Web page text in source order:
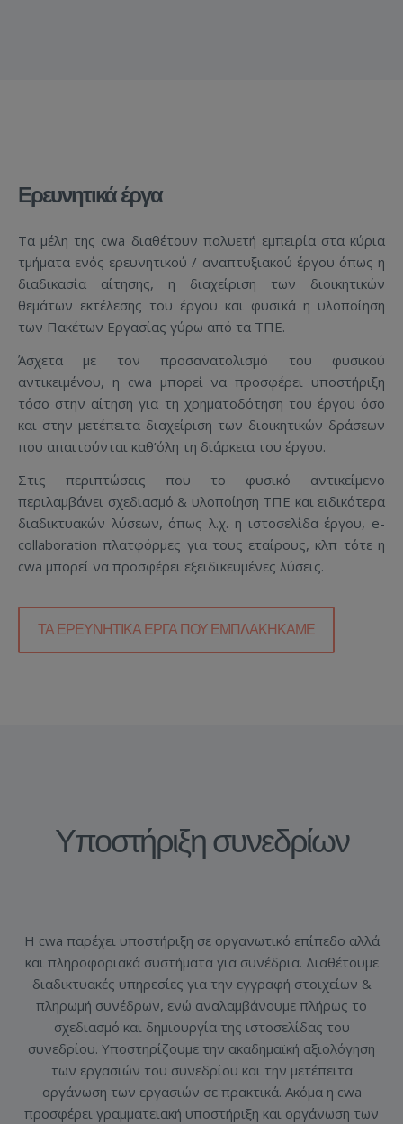
Ερευνητικά έργα
Τα μέλη της cwa διαθέτουν πολυετή εμπειρία στα κύρια
τμήματα ενός ερευνητικού / αναπτυξιακού έργου όπως η
διαδικασία αίτησης, η διαχείριση των διοικητικών
θεμάτων εκτέλεσης του έργου και φυσικά η υλοποίηση
των Πακέτων Εργασίας γύρω από τα ΤΠΕ.
Άσχετα με τον προσανατολισμό του φυσικού
αντικειμένου, η cwa μπορεί να προσφέρει υποστήριξη
τόσο στην αίτηση για τη χρηματοδότηση του έργου όσο
και στην μετέπειτα διαχείριση των διοικητικών δράσεων
που απαιτούνται καθ’όλη τη διάρκεια του έργου.
Στις περιπτώσεις που το φυσικό αντικείμενο
περιλαμβάνει σχεδιασμό & υλοποίηση ΤΠΕ και ειδικότερα
διαδικτυακών λύσεων, όπως λ.χ. η ιστοσελίδα έργου, e-
collaboration πλατφόρμες για τους εταίρους, κλπ τότε η
cwa μπορεί να προσφέρει εξειδικευμένες λύσεις.
ΤΑ ΕΡΕΥΝΗΤΙΚΆ ΈΡΓΑ ΠΟΥ ΕΜΠΛΑΚΉΚΑΜΕ
Υποστήριξη συνεδρίων
H cwa παρέχει υποστήριξη σε οργανωτικό επίπεδο αλλά
και πληροφοριακά συστήματα για συνέδρια. Διαθέτουμε
διαδικτυακές υπηρεσίες για την εγγραφή στοιχείων &
πληρωμή συνέδρων, ενώ αναλαμβάνουμε πλήρως το
σχεδιασμό και δημιουργία της ιστοσελίδας του
συνεδρίου. Υποστηρίζουμε την ακαδημαϊκή αξιολόγηση
των εργασιών του συνεδρίου και την μετέπειτα
οργάνωση των εργασιών σε πρακτικά. Ακόμα η cwa
προσφέρει γραμματειακή υποστήριξη και οργάνωση των